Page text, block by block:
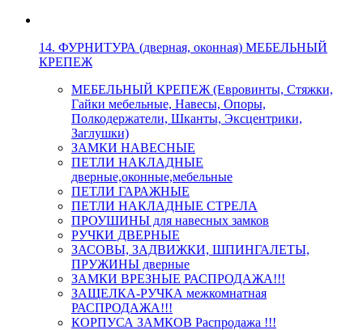
14. ФУРНИТУРА (дверная, оконная) МЕБЕЛЬНЫЙ
КРЕПЕЖ
МЕБЕЛЬНЫЙ КРЕПЕЖ (Евровинты, Стяжки,
Гайки мебельные, Навесы, Опоры,
Полкодержатели, Шканты, Эксцентрики,
Заглушки)
ЗАМКИ НАВЕСНЫЕ
ПЕТЛИ НАКЛАДНЫЕ
дверные,оконные,мебельные
ПЕТЛИ ГАРАЖНЫЕ
ПЕТЛИ НАКЛАДНЫЕ СТРЕЛА
ПРОУШИНЫ для навесных замков
РУЧКИ ДВЕРНЫЕ
ЗАСОВЫ, ЗАДВИЖКИ, ШПИНГАЛЕТЫ,
ПРУЖИНЫ дверные
ЗАМКИ ВРЕЗНЫЕ РАСПРОДАЖА!!!
ЗАЩЕЛКА-РУЧКА межкомнатная
РАСПРОДАЖА!!!
КОРПУСА ЗАМКОВ Распродажа !!!